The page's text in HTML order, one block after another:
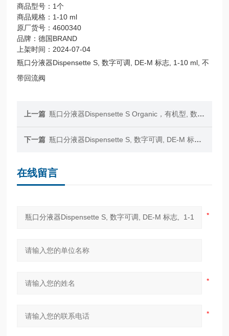
商品型号：1个
商品规格：1-10 ml
原厂货号：4600340
品牌：德国BRAND
上架时间：2024-07-04
瓶口分液器Dispensette S, 数字可调, DE-M 标志, 1-10 ml, 不
带回流阀
上一篇 瓶口分液器Dispensette S Organic，有机型, 数字可调, DE-M 标志, 0,5-5 ml, 不带回流阀
下一篇 瓶口分液器Dispensette S, 数字可调, DE-M 标志, 0,5-5 ml, 不带回流阀
在线留言